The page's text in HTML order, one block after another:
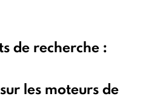
de recherche :
les moteurs de